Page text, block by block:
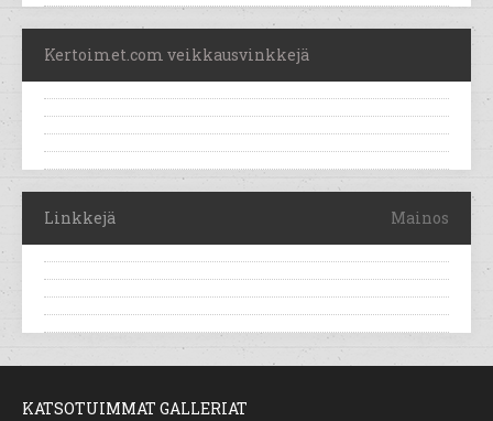
Kertoimet.com veikkausvinkkejä
Linkkejä Mainos
KATSOTUIMMAT GALLERIAT